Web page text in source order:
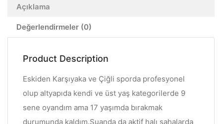
Açıklama
Değerlendirmeler (0)
Product Description
Eskiden Karşıyaka ve Çiğli sporda profesyonel
olup altyapıda kendi ve üst yaş kategorilerde 9
sene oyandım ama 17 yaşımda bırakmak
durumunda kaldım.Şuanda da aktif halı sahalarda